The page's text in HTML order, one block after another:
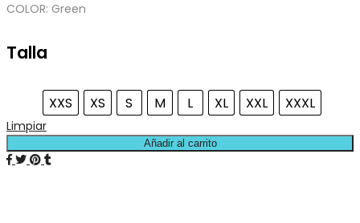
COLOR: Green
Talla
XXS XS S M L XL XXL XXXL
Limpiar
Añadir al carrito